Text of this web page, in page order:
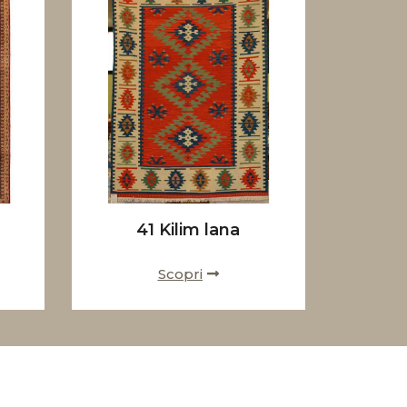
41 Kilim lana
Scopri